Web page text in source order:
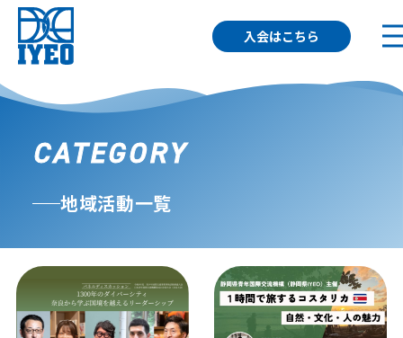
入会はこちら
CATEGORY
地域活動一覧